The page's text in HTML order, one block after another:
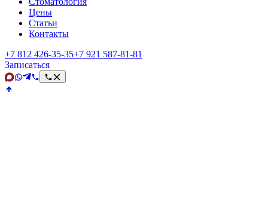
Цены
Статьи
Контакты
+7 812 426‑35‑35+7 921 587‑81‑81
Записаться